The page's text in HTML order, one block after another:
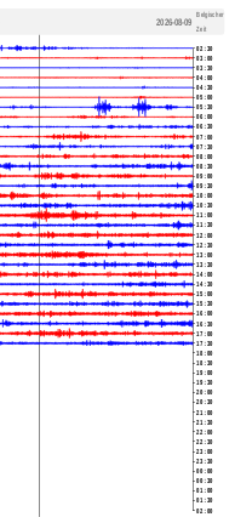
2026-08-09
Belgischer
Zeit
02:30
03:00
03:30
04:00
04:30
05:00
05:30
06:00
06:30
07:00
07:30
08:00
08:30
09:00
09:30
10:00
10:30
11:00
11:30
12:00
12:30
13:00
13:30
14:00
14:30
15:00
15:30
16:00
16:30
17:00
17:30
18:00
18:30
19:00
19:30
20:00
20:30
21:00
21:30
22:00
22:30
23:00
23:30
00:00
00:30
01:00
01:30
02:00